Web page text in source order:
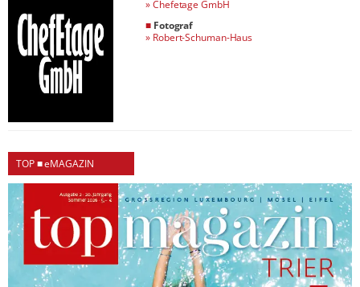
»Chefetage GmbH
■ Fotograf
» Robert-Schuman-Haus
TOP ■ eMAGAZIN